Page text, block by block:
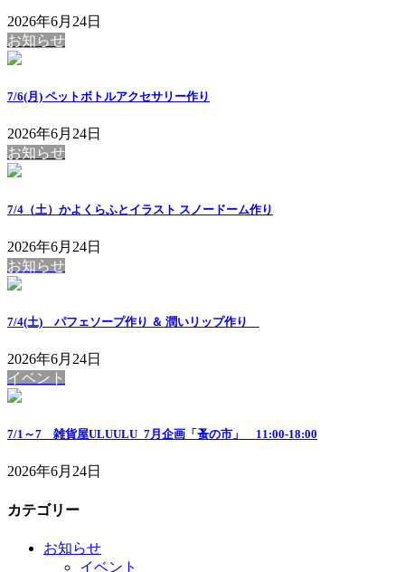
2026年6月24日
お知らせ
7/6(月) ペットボトルアクセサリー作り
2026年6月24日
お知らせ
7/4（土）かよくらふとイラスト スノードーム作り
2026年6月24日
お知らせ
7/4(土) パフェソープ作り ＆ 潤いリップ作り
2026年6月24日
イベント
7/1～7 雑貨屋ULUULU_7月企画「蚤の市」 11:00-18:00
2026年6月24日
カテゴリー
お知らせ
イベント